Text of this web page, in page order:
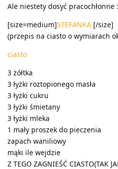
Ale niestety dosyć pracochłonne
[size=medium]STEFANKA [/size]
(przepis na ciasto o wymiarach
ciasto
3 żółtka
3 łyżki roztopionego masła
3 łyżki cukru
3 łyżki śmietany
3 łyżki mleka
1 mały proszek do pieczenia
zapach waniliowy
mąki ile wejdzie
Z TEGO ZAGNIEŚĆ CIASTO(TAK